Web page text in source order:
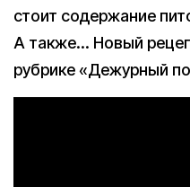
стоит содержание
А также… Новый
рубрике «Дежурный